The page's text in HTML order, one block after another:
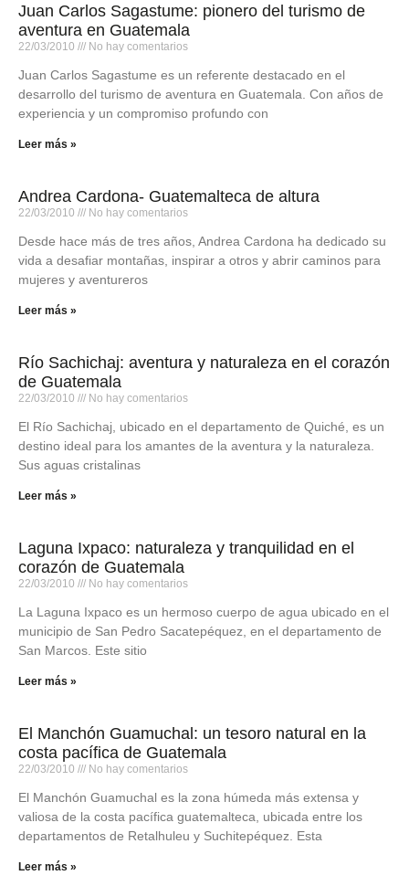
Juan Carlos Sagastume: pionero del turismo de
aventura en Guatemala
22/03/2010 No hay comentarios
Juan Carlos Sagastume es un referente destacado en el
desarrollo del turismo de aventura en Guatemala. Con años de
experiencia y un compromiso profundo con
Leer más »
Andrea Cardona- Guatemalteca de altura
22/03/2010 No hay comentarios
Desde hace más de tres años, Andrea Cardona ha dedicado su
vida a desafiar montañas, inspirar a otros y abrir caminos para
mujeres y aventureros
Leer más »
Río Sachichaj: aventura y naturaleza en el corazón
de Guatemala
22/03/2010 No hay comentarios
El Río Sachichaj, ubicado en el departamento de Quiché, es un
destino ideal para los amantes de la aventura y la naturaleza.
Sus aguas cristalinas
Leer más »
Laguna Ixpaco: naturaleza y tranquilidad en el
corazón de Guatemala
22/03/2010 No hay comentarios
La Laguna Ixpaco es un hermoso cuerpo de agua ubicado en el
municipio de San Pedro Sacatepéquez, en el departamento de
San Marcos. Este sitio
Leer más »
El Manchón Guamuchal: un tesoro natural en la
costa pacífica de Guatemala
22/03/2010 No hay comentarios
El Manchón Guamuchal es la zona húmeda más extensa y
valiosa de la costa pacífica guatemalteca, ubicada entre los
departamentos de Retalhuleu y Suchitepéquez. Esta
Leer más »